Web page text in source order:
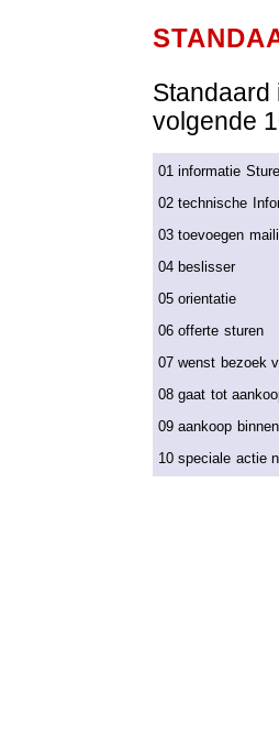
volgende
01 informatie
02 technische
03 toevoegen
04 beslisser
05 orientatie
06 offerte sturen
07 wenst bezoek
08 gaat tot
09 aankoop
10 speciale actie